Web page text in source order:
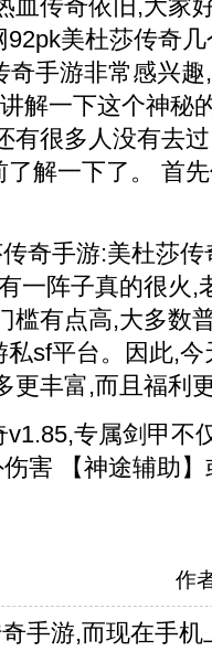
血传奇依旧,大家
美杜莎传奇
奇手游非常感兴
解一下这个神秘
有很多人没有去
解一下了。 首
奇手游:美杜莎
一阵子真的很火,
槛有点高,大多数
私sf平台。因此,
更丰富,而且福利
专属剑甲不
害 【神途辅助
作
手游,而现在手